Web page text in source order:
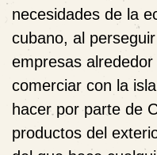
necesidades de la
cubano, al
empresas
comerciar con la
hacer por parte de
productos del